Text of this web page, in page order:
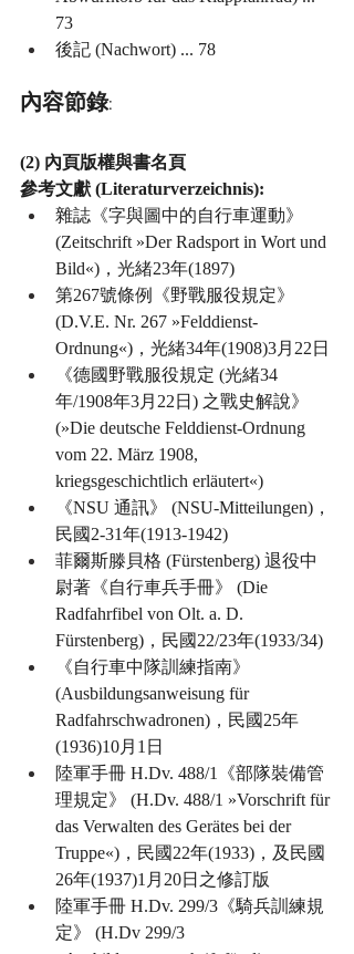
73
後記 (Nachwort) ... 78
內容節錄:
(2) 內頁版權與書名頁
參考文獻 (Literaturverzeichnis):
雜誌《字與圖中的自行車運動》
(Zeitschrift »Der Radsport in Wort und
Bild«)，光緒23年(1897)
第267號條例《野戰服役規定》
(D.V.E. Nr. 267 »Felddienst-
Ordnung«)，光緒34年(1908)3月22日
《德國野戰服役規定 (光緒34
年/1908年3月22日) 之戰史解說》
(»Die deutsche Felddienst-Ordnung
vom 22. März 1908,
kriegsgeschichtlich erläutert«)
《NSU 通訊》 (NSU-Mitteilungen)，
民國2-31年(1913-1942)
菲爾斯滕貝格 (Fürstenberg) 退役中
尉著《自行車兵手冊》 (Die
Radfahrfibel von Olt. a. D.
Fürstenberg)，民國22/23年(1933/34)
《自行車中隊訓練指南》
(Ausbildungsanweisung für
Radfahrschwadronen)，民國25年
(1936)10月1日
陸軍手冊 H.Dv. 488/1《部隊裝備管
理規定》 (H.Dv. 488/1 »Vorschrift für
das Verwalten des Gerätes bei der
Truppe«)，民國22年(1933)，及民國
26年(1937)1月20日之修訂版
陸軍手冊 H.Dv. 299/3《騎兵訓練規
定》 (H.Dv 299/3